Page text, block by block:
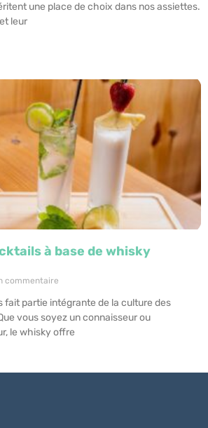
une place de choix dans nos assiettes.
leur
à base de whisky
commentaire
fait partie intégrante de la culture des
vous soyez un connaisseur ou
le whisky offre